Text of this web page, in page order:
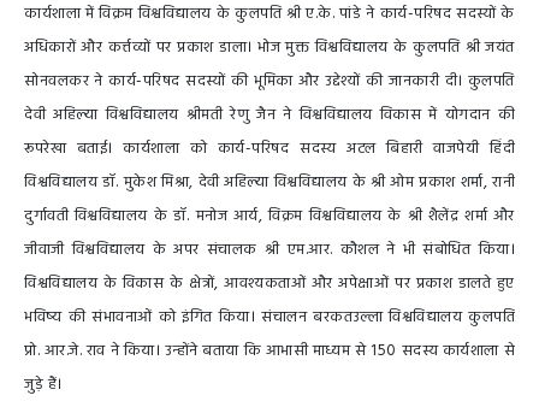
कार्यशाला में विक्रम विश्वविद्यालय के कुलपति श्री ए.के. पांडे ने कार्य-परिषद सदस्यों के
अधिकारों और कर्त्तव्यों पर प्रकाश डाला। भोज मुक्त विश्वविद्यालय के कुलपति श्री जयंत
सोनवलकर ने कार्य-परिषद सदस्यों की भूमिका और उद्देश्यों की जानकारी दी। कुलपति
देवी अहिल्या विश्वविद्यालय श्रीमती रेणु जैन ने विश्वविद्यालय विकास में योगदान की
रूपरेखा बताई। कार्यशाला को कार्य-परिषद सदस्य अटल बिहारी वाजपेयी हिंदी
विश्वविद्यालय डॉ. मुकेश मिश्रा, देवी अहिल्या विश्वविद्यालय के श्री ओम प्रकाश शर्मा, रानी
दुर्गावती विश्वविद्यालय के डॉ. मनोज आर्य, विक्रम विश्वविद्यालय के श्री शैलेंद्र शर्मा और
जीवाजी विश्वविद्यालय के अपर संचालक श्री एम.आर. कौशल ने भी संबोधित किया।
विश्वविद्यालय के विकास के क्षेत्रों, आवश्यकताओं और अपेक्षाओं पर प्रकाश डालते हुए
भविष्य की संभावनाओं को इंगित किया। संचालन बरकतउल्ला विश्वविद्यालय कुलपति
प्रो. आर.जे. राव ने किया। उन्होंने बताया कि आभासी माध्यम से 150 सदस्य कार्यशाला से
जुड़े हैं।